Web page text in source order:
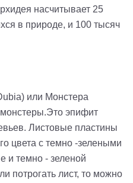
насчитывает 25
в природе, и 100 тысяч
или Монстера
эпифит
Листовые пластины
цвета с темно -зелеными
и темно - зеленой
потрогать лист, то можно